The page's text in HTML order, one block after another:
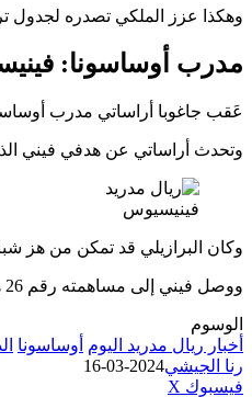
وهكذا عزز الملكي تصدره لجدول
مدرب أوساسونا:
عَقب جاغوبا أراساتي مدرب
وتحدث أراساتي عن هدفي فيني
فينيسيوس
وكان البرازيلي قد تمكن من هز شباك
ووصل فيني إلى مساهمته رقم 26 هذا الموسم مع ريال مدريد في جميع البطولات، حيث سجل 18 هدفًا وصنع 8 آخرين.
الوسوم
أخبار ريال مدريد اليوم أوساسونا
رنا الجيشي2024-03-16
فيسبوك ‫X